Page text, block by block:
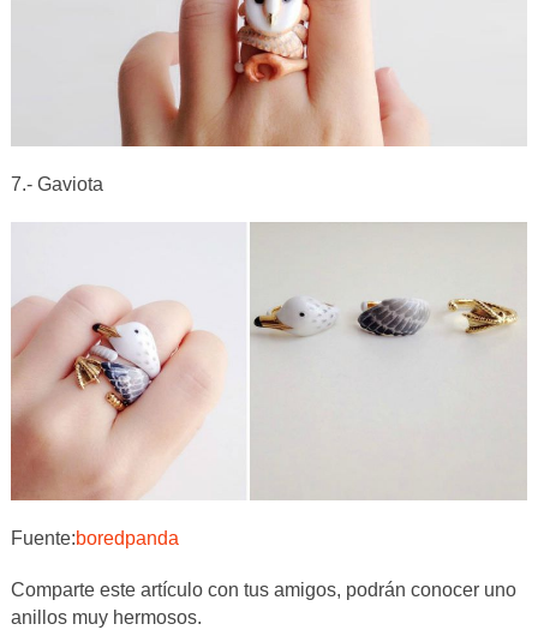
7.- Gaviota
Fuente:boredpanda
Comparte este artículo con tus amigos, podrán conocer uno
anillos muy hermosos.